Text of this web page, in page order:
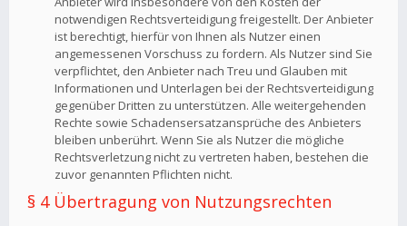
notwendigen Rechtsverteidigung freigestellt. Der Anbieter
ist berechtigt, hierfür von Ihnen als Nutzer einen
angemessenen Vorschuss zu fordern. Als Nutzer sind Sie
verpflichtet, den Anbieter nach Treu und Glauben mit
Informationen und Unterlagen bei der Rechtsverteidigung
gegenüber Dritten zu unterstützen. Alle weitergehenden
Rechte sowie Schadensersatzansprüche des Anbieters
bleiben unberührt. Wenn Sie als Nutzer die mögliche
Rechtsverletzung nicht zu vertreten haben, bestehen die
zuvor genannten Pflichten nicht.
§ 4 Übertragung von Nutzungsrechten